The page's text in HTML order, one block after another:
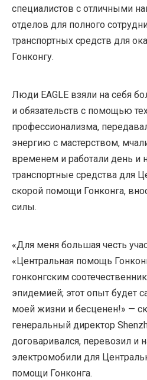
специалистов с отличными
отделов для полного
транспортных средств для
Гонконгу.
Люди EAGLE взяли на себя
и обязательств с помощью
профессионализма,
энергию с мастерством,
временем и работали день и
транспортные средства для
скорой помощи Гонконга,
силы.
«Для меня большая честь
«Центральная помощь
гонконгским
эпидемией; этот опыт будет
моей жизни и бесценен!» —
генеральный директор
договаривался, перевозил и
электромобили для
помощи Гонконга.